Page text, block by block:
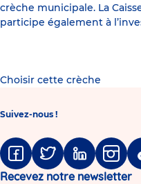
crèche municipale. La
participe également à
Choisir cette crèche
Suivez-nous !
FacebookTwitter LinkedinInstagram
Recevez notre newsletter